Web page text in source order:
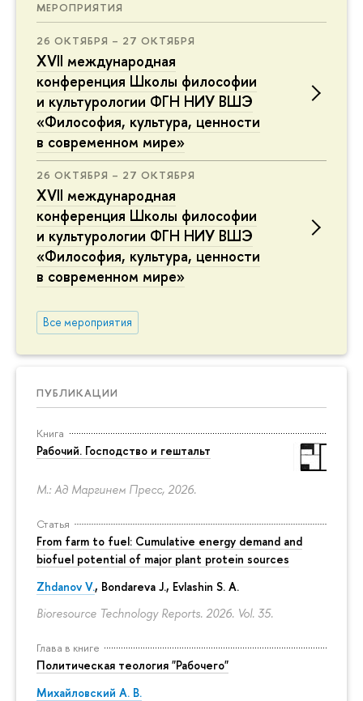
МЕРОПРИЯТИЯ
26 ОКТЯБРЯ – 27 ОКТЯБРЯ
XVII международная
конференция Школы философии
и культурологии ФГН НИУ ВШЭ
«Философия, культура, ценности
в современном мире»
26 ОКТЯБРЯ – 27 ОКТЯБРЯ
XVII международная
конференция Школы философии
и культурологии ФГН НИУ ВШЭ
«Философия, культура, ценности
в современном мире»
Все мероприятия
ПУБЛИКАЦИИ
Книга
Рабочий. Господство и гештальт
М.: Ад Маргинем Пресс, 2026.
Статья
From farm to fuel: Cumulative energy demand and
biofuel potential of major plant protein sources
Zhdanov V., Bondareva J., Evlashin S. A.
Bioresource Technology Reports. 2026. Vol. 35.
Глава в книге
Политическая теология "Рабочего"
Михайловский А. В.